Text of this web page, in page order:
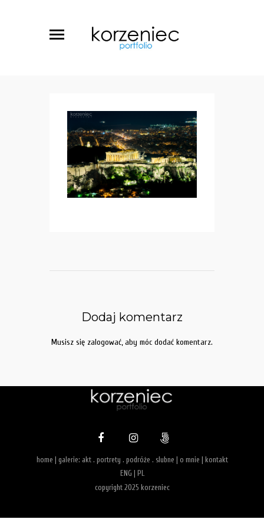
Dodaj komentarz
Musisz się zalogować, aby móc dodać komentarz.
home | galerie: akt. portrety . podróże . slubne o mnie
kontakt
ENG
PL
copyright 2025 korzeniec